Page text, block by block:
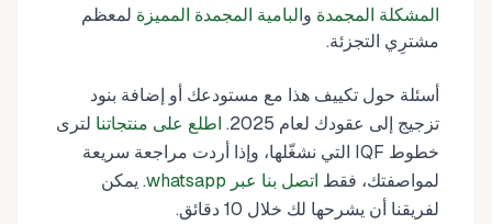
المشكلة المجمدة والبامية المجمدة المميزة لمعظم
مشترِي التجزئة.
أسئلة حول تكييف هذا مع مستودعك أو إضافة بنود
تزجيج إلى عقودك لعام 2025.
اطلع على منتجاتنا لترى
خطوط IQF التي نشغّلها، وإذا أردت مراجعة سريعة
لمواصفتك، فقط اتصل بنا عبر whatsapp
. يمكن
لفريقنا أن يشرحها لك خلال 10 دقائق.